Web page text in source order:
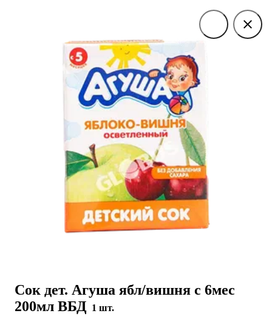
Сок дет. Агуша ябл/вишня с 6мес
200мл ВБД 1 шт.